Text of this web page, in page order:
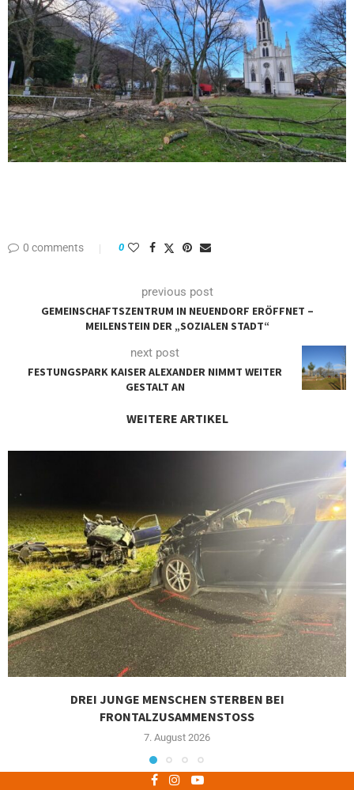
0 comments 0
previous post
GEMEINSCHAFTSZENTRUM IN NEUENDORF ERÖFFNET –
MEILENSTEIN DER „SOZIALEN STADT“
next post
FESTUNGSPARK KAISER ALEXANDER NIMMT WEITER
GESTALT AN
WEITERE ARTIKEL
DREI JUNGE MENSCHEN STERBEN BEI
FRONTALZUSAMMENSTOSS
7. August 2026